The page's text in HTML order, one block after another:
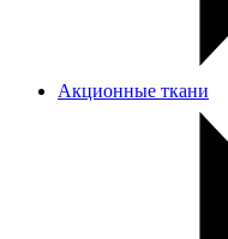
Акционные ткани